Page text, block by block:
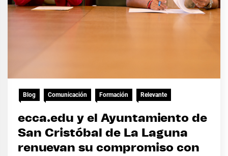
Blog Comunicación Formación Relevante
ecca.edu y el Ayuntamiento de
San Cristóbal de La Laguna
renuevan su compromiso con